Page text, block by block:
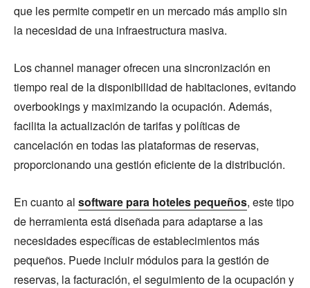
que les permite competir en un mercado más amplio sin
la necesidad de una infraestructura masiva.
Los channel manager ofrecen una sincronización en
tiempo real de la disponibilidad de habitaciones, evitando
overbookings y maximizando la ocupación. Además,
facilita la actualización de tarifas y políticas de
cancelación en todas las plataformas de reservas,
proporcionando una gestión eficiente de la distribución.
En cuanto al software para hoteles pequeños, este tipo
de herramienta está diseñada para adaptarse a las
necesidades específicas de establecimientos más
pequeños. Puede incluir módulos para la gestión de
reservas, la facturación, el seguimiento de la ocupación y